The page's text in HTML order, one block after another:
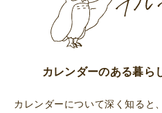
カレンダーのある暮ら
カレンダーについて深く知ると